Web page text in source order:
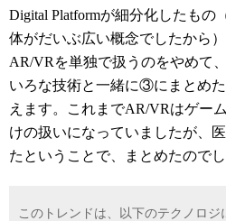
Digital Platformが細分化したもの
体がだいぶ広い概念でしたから
AR/VRを単独で扱うのをやめて
いろな技術と一緒に③にまとめ
えます。これまでAR/VRはゲー
けの扱いになっていましたが、
たということで、まとめたのでし
このトレンドは、以下のテクノロ